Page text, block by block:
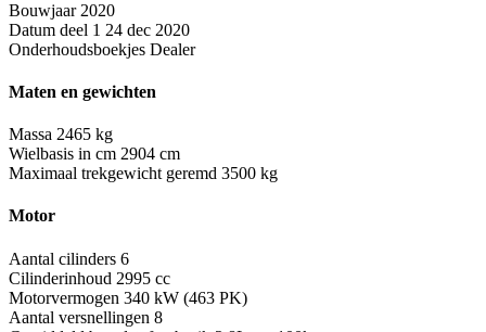
Bouwjaar 2020
Datum deel 1 24 dec 2020
Onderhoudsboekjes Dealer
Maten en gewichten
Massa 2465 kg
Wielbasis in cm 2904 cm
Maximaal trekgewicht geremd 3500 kg
Motor
Aantal cilinders 6
Cilinderinhoud 2995 cc
Motorvermogen 340 kW (463 PK)
Aantal versnellingen 8